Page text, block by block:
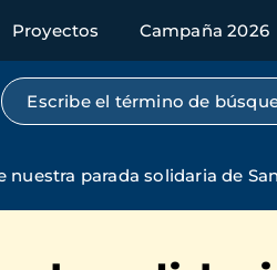
Proyectos Campaña 2026
Búsqueda por texto
nuestra parada solidaria de